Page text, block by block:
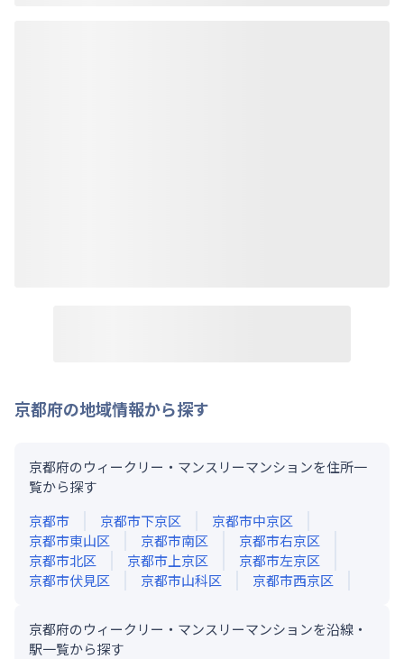
京都府の地域情報から探す
京都府のウィークリー・マンスリーマンションを住所一
覧から探す
京都市
京都市下京区
京都市中京区
京都市東山区
京都市南区
京都市右京区
京都市北区
京都市上京区
京都市左京区
京都市伏見区
京都市山科区 京都市西京区
京都府のウィークリー・マンスリーマンションを沿線・
駅一覧から探す